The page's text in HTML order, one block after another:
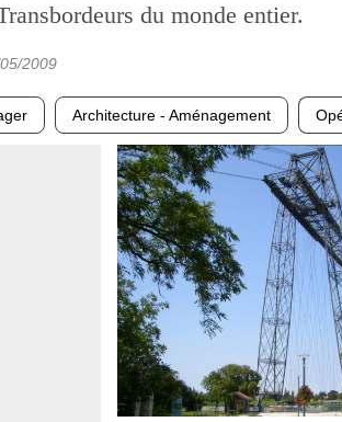
du monde entier.
2009
Architecture - Aménagement